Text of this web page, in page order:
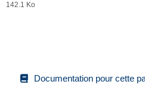
142.1 Ko
Documentation pour cette